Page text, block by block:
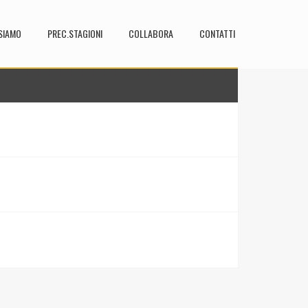
PREC.STAGIONI COLLABORA CONTATTI